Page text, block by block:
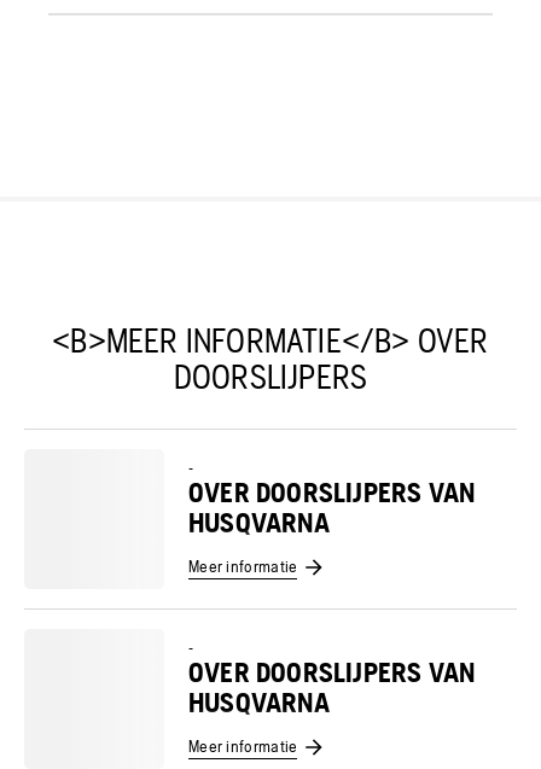
<B>MEER INFORMATIE</B> OVER
DOORSLIJPERS
-
OVER DOORSLIJPERS VAN
HUSQVARNA
Meer informatie
-
OVER DOORSLIJPERS VAN
HUSQVARNA
Meer informatie